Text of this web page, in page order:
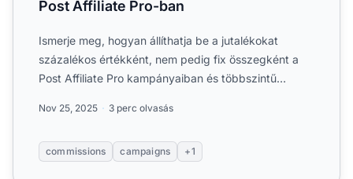
Post Affiliate Pro-ban
Ismerje meg, hogyan állíthatja be a jutalékokat
százalékos értékként, nem pedig fix összegként a
Post Affiliate Pro kampányaiban és többszintű
Nov 25, 2025 3 perc olvasás
commissions campaigns +1